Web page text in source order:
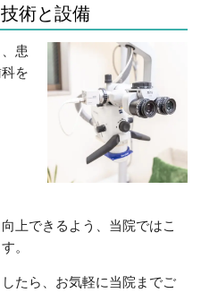
術と設備
患
を
上できるよう、当院ではこ
。
たら、お気軽に当院までご